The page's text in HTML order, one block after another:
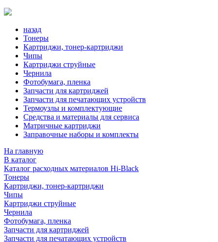
назад
Тонеры
Картриджи, тонер-картриджи
Чипы
Картриджи струйные
Чернила
Фотобумага, пленка
Запчасти для картриджей
Запчасти для печатающих устройств
Термоузлы и комплектующие
Средства и материалы для сервиса
Матричные картриджи
Заправочные наборы и комплекты
На главную
В каталог
Каталог расходных материалов Hi-Black
Тонеры
Картриджи, тонер-картриджи
Чипы
Картриджи струйные
Чернила
Фотобумага, пленка
Запчасти для картриджей
Запчасти для печатающих устройств